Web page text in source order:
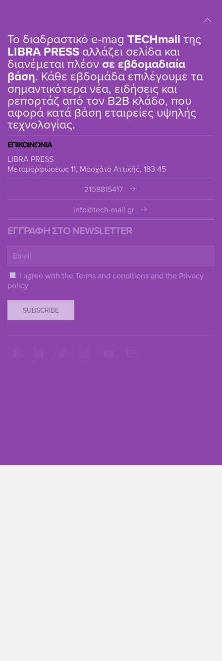
Το διαδραστικό e-mag TΕCHmail της
LIBRA PRESS αλλάζει σελίδα και
διανέμεται πλέον σε εβδομαδιαία
βάση. Κάθε εβδομάδα επιλέγουμε τα
σημαντικότερα νέα, ειδήσεις και
ρεπορτάζ από τον B2B κλάδο, που
αφορά κατά βάση εταιρείες υψηλής
τεχνολογίας.
ΕΠΙΚΟΙΝΩΝΙΑ
LIBRA PRESS
Μεταμορφώσεως 11, Μοσχάτο Αττικής, 183 45
2108815417
info@tech-mail.gr
ΕΓΓΡΑΦΗ ΣΤΟ NEWSLETTER
I agree with the Terms and conditions and the Privacy
policy
SUBSCRIBE